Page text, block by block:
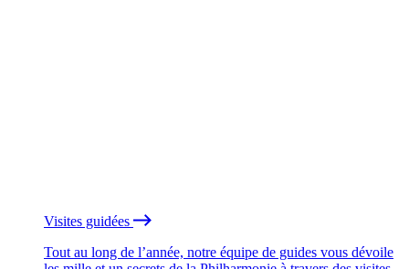
Visites guidées
Tout au long de l’année, notre équipe de guides vous dévoile